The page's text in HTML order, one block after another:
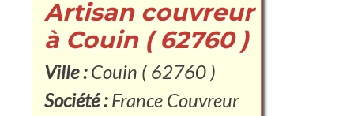
Artisan couvreur
à Couin ( 62760 )
Ville :Couin ( 62760 )
Société :France Couvreur